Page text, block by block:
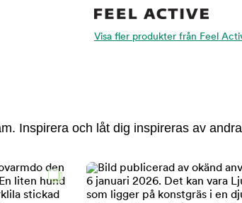
Visa fler produkter från Feel
Inspirera och låt dig inspireras av